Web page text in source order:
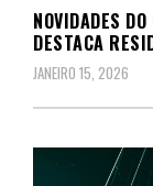
NOVIDADES
DESTACA
JANEIRO 15, 2026